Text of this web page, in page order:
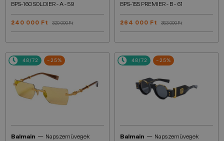
BPS-160 SOLDIER - A - 59
240 000 Ft 320 000 Ft
BPS-155 PREMIER - B - 61
264 000 Ft 353 000 Ft
48/72 -25%
Balmain — Napszemüvegek
48/72 -25%
Balmain — Napszemüvegek